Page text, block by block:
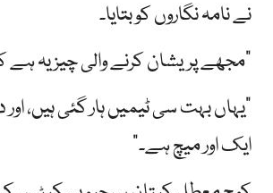
نے نامہ نگاروں کو بتایا۔
"مجھے پریشان کرنے والی چیز یہ
"یہاں بہت سی ٹیمیں ہار گئی ہیں،
ایک اور میچ ہے۔”